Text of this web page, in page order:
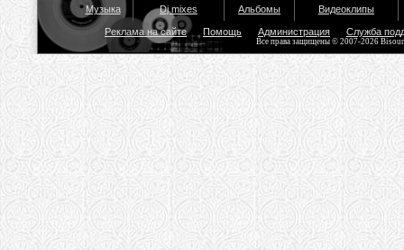
Музыка Dj mixes Альбомы Видеоклипы
Реклама на сайте Помощь Администрация Служба
Все права защищены © 2007-2026